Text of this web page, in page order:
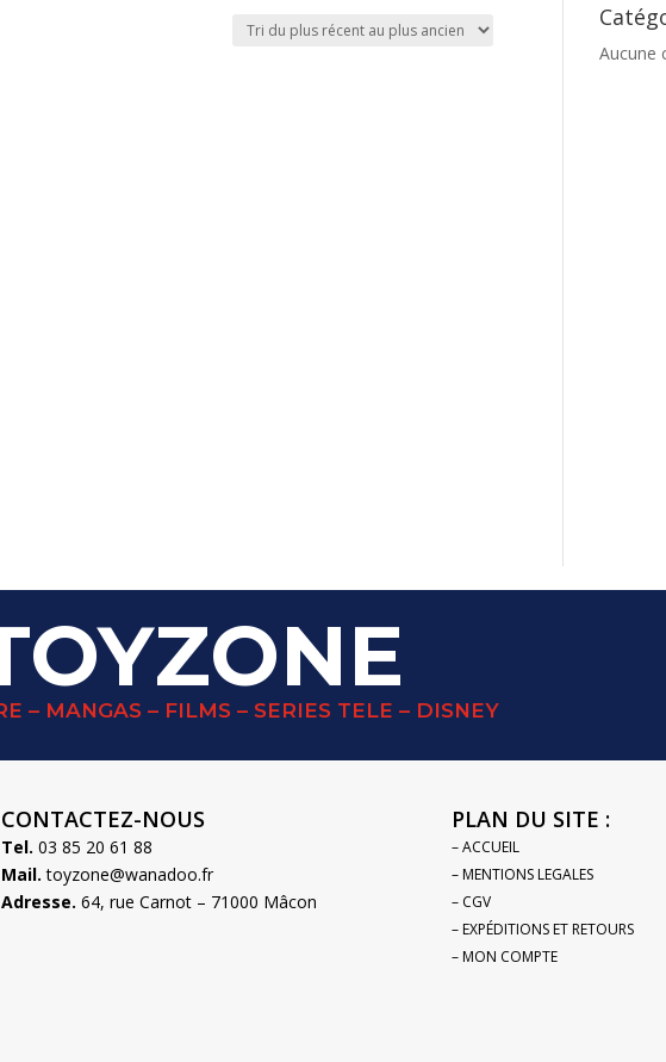
Aucune
– MANGAS – FILMS – SERIES TELE – DISNEY
CONTACTEZ-NOUS
Tel. 03 85 20 61 88
Mail. toyzone@wanadoo.fr
Adresse. 64, rue Carnot – 71000 Mâcon
PLAN DU SITE :
– ACCUEIL
– MENTIONS LEGALES
– CGV
– EXPÉDITIONS ET RETOURS
– MON COMPTE